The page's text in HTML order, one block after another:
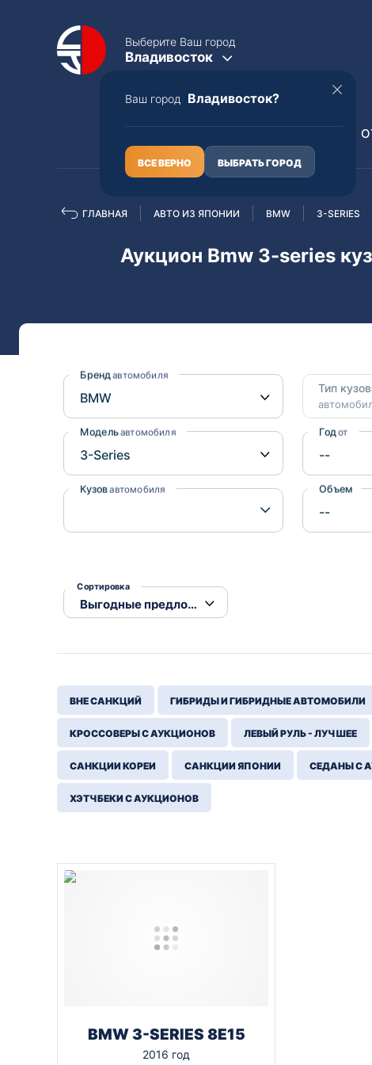
Выберите Ваш город
Владивосток
Ваш город Владивосток?
ВСЕ ВЕРНО ВЫБРАТЬ ГОРОД
Полная пошлина
Nissan
Suzuki
Subaru
Mercedes-Benz
ГЛАВНАЯ АВТО ИЗ ЯПОНИИ BMW 3-SERIES
Аукцион Bmw 3-series
Бренд автомобиля
Модельавтомобиля
Кузовавтомобиля
Тип
Год от
Объем от
Сортировка
ВНЕ САНКЦИЙ ГИБРИДЫ И ГИБРИДНЫЕ АВТОМОБИЛИ
КРОССОВЕРЫ С АУКЦИОНОВ ЛЕВЫЙ РУЛЬ - ЛУЧШЕЕ
САНКЦИИ КОРЕИ САНКЦИИ ЯПОНИИ СЕДАНЫ С
ХЭТЧБЕКИ С АУКЦИОНОВ
BMW 3-SERIES 8E15
2016 год